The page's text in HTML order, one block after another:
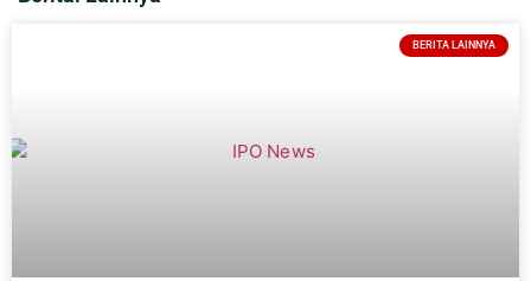
BERITA LAINNYA